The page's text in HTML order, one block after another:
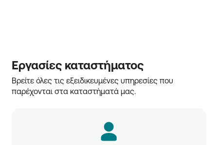
Εργασίες καταστήματος
Βρείτε όλες τις εξειδικευμένες υπηρεσίες που
παρέχονται στα καταστήματά μας.